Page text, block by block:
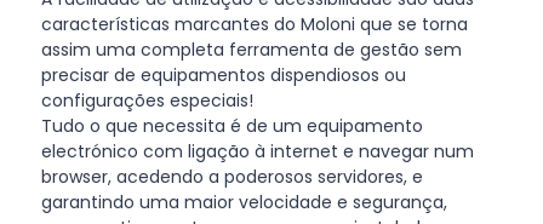
características marcantes do Moloni que se torna
assim uma completa ferramenta de gestão sem
precisar de equipamentos dispendiosos ou
configurações especiais!
Tudo o que necessita é de um equipamento
electrónico com ligação à internet e navegar num
browser, acedendo a poderosos servidores, e
garantindo uma maior velocidade e segurança,